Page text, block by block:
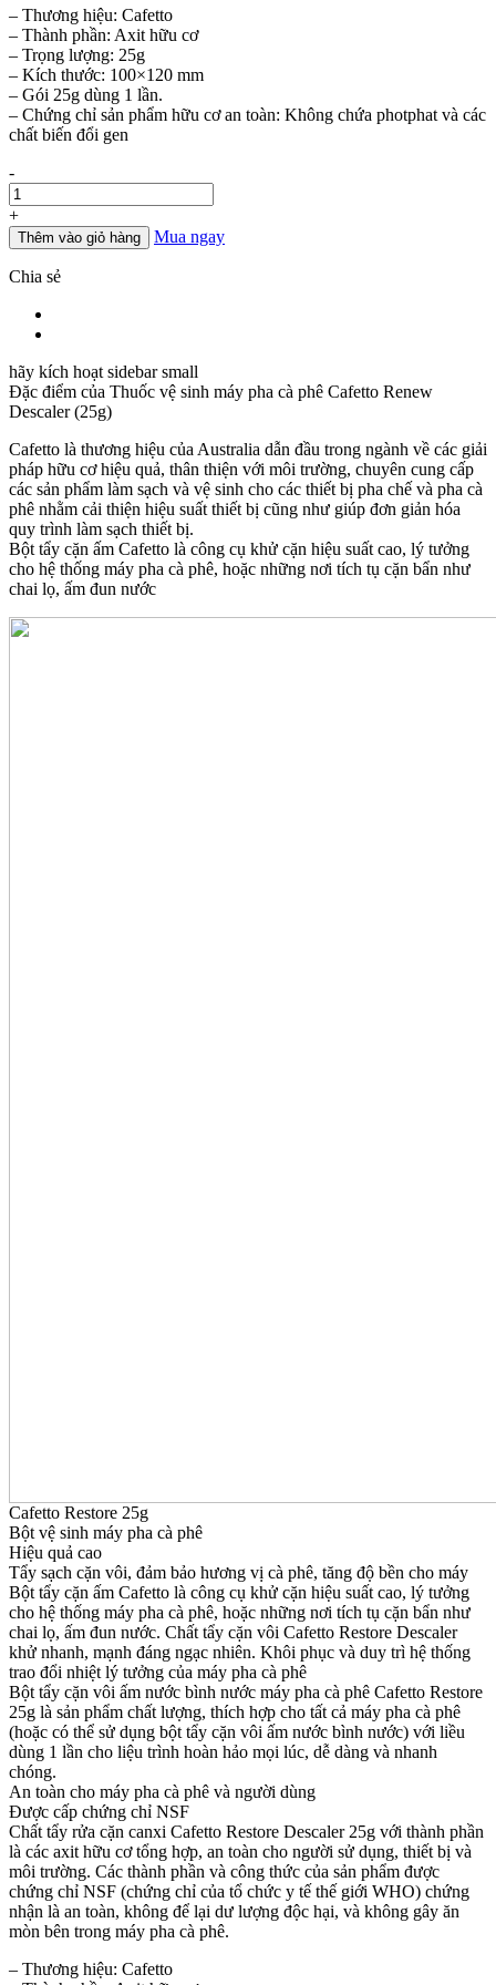
là:
50.000đ.
tại
là:
40.000đ.
– Thương hiệu: Cafetto
– Thành phần: Axit hữu cơ
– Trọng lượng: 25g
– Kích thước: 100×120 mm
– Gói 25g dùng 1 lần.
– Chứng chỉ sản phẩm hữu cơ an toàn: Không chứa photphat và các
chất biến đổi gen
Số
lượng
-
+
Thêm vào giỏ hàng Mua ngay
Chia sẻ
hãy kích hoạt sidebar small
Đặc điểm của Thuốc vệ sinh máy pha cà phê Cafetto Renew
Descaler (25g)
Cafetto là thương hiệu của Australia dẫn đầu trong ngành về các giải
pháp hữu cơ hiệu quả, thân thiện với môi trường, chuyên cung cấp
các sản phẩm làm sạch và vệ sinh cho các thiết bị pha chế và pha cà
phê nhằm cải thiện hiệu suất thiết bị cũng như giúp đơn giản hóa
quy trình làm sạch thiết bị.
Bột tẩy cặn ấm Cafetto là công cụ khử cặn hiệu suất cao, lý tưởng
cho hệ thống máy pha cà phê, hoặc những nơi tích tụ cặn bẩn như
chai lọ, ấm đun nước
Cafetto Restore 25g
Bột vệ sinh máy pha cà phê
Hiệu quả cao
Tẩy sạch cặn vôi, đảm bảo hương vị cà phê, tăng độ bền cho máy
Bột tẩy cặn ấm Cafetto là công cụ khử cặn hiệu suất cao, lý tưởng
cho hệ thống máy pha cà phê, hoặc những nơi tích tụ cặn bẩn như
chai lọ, ấm đun nước. Chất tẩy cặn vôi Cafetto Restore Descaler
khử nhanh, mạnh đáng ngạc nhiên. Khôi phục và duy trì hệ thống
trao đổi nhiệt lý tưởng của máy pha cà phê
Bột tẩy cặn vôi ấm nước bình nước máy pha cà phê Cafetto Restore
25g là sản phẩm chất lượng, thích hợp cho tất cả máy pha cà phê
(hoặc có thể sử dụng bột tẩy cặn vôi ấm nước bình nước) với liều
dùng 1 lần cho liệu trình hoàn hảo mọi lúc, dễ dàng và nhanh
chóng.
An toàn cho máy pha cà phê và người dùng
Được cấp chứng chỉ NSF
Chất tẩy rửa cặn canxi Cafetto Restore Descaler 25g với thành phần
là các axit hữu cơ tổng hợp, an toàn cho người sử dụng, thiết bị và
môi trường. Các thành phần và công thức của sản phẩm được
chứng chỉ NSF (chứng chỉ của tổ chức y tế thế giới WHO) chứng
nhận là an toàn, không để lại dư lượng độc hại, và không gây ăn
mòn bên trong máy pha cà phê.
– Thương hiệu: Cafetto